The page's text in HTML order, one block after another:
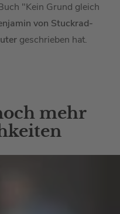
"Kein Grund gleich
von Stuckrad-
geschrieben hat.
mehr